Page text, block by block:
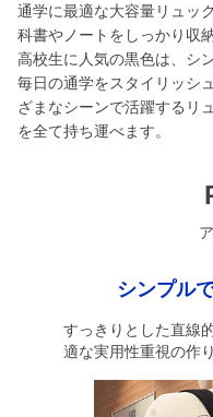
通学に最適な大容量リュッ
科書やノートをしっかり収
高校生に人気の黒色は、シ
毎日の通学をスタイリッシ
ざまなシーンで活躍するリ
を全て持ち運べます。
シンプル
すっきりとした直線
適な実用性重視の作り